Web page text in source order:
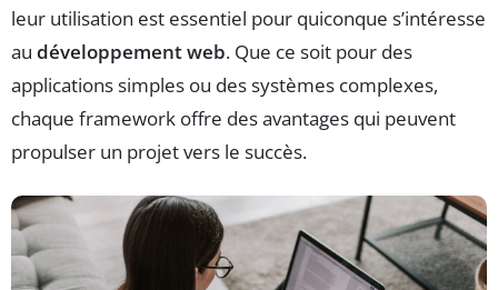
leur utilisation est essentiel pour quiconque s’intéresse
au développement web. Que ce soit pour des
applications simples ou des systèmes complexes,
chaque framework offre des avantages qui peuvent
propulser un projet vers le succès.